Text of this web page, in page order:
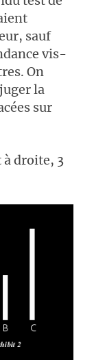
sauf
vis-
On
la
sur
à droite, 3